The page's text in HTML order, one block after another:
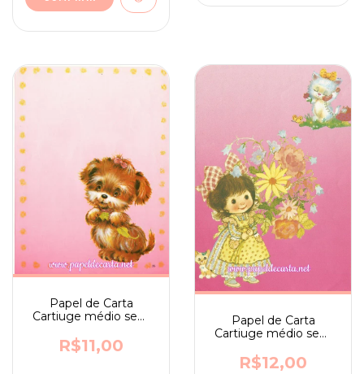
Papel de Carta
Cartiuge médio sem
R$11,00
Papel de Carta
Cartiuge médio sem
R$12,00